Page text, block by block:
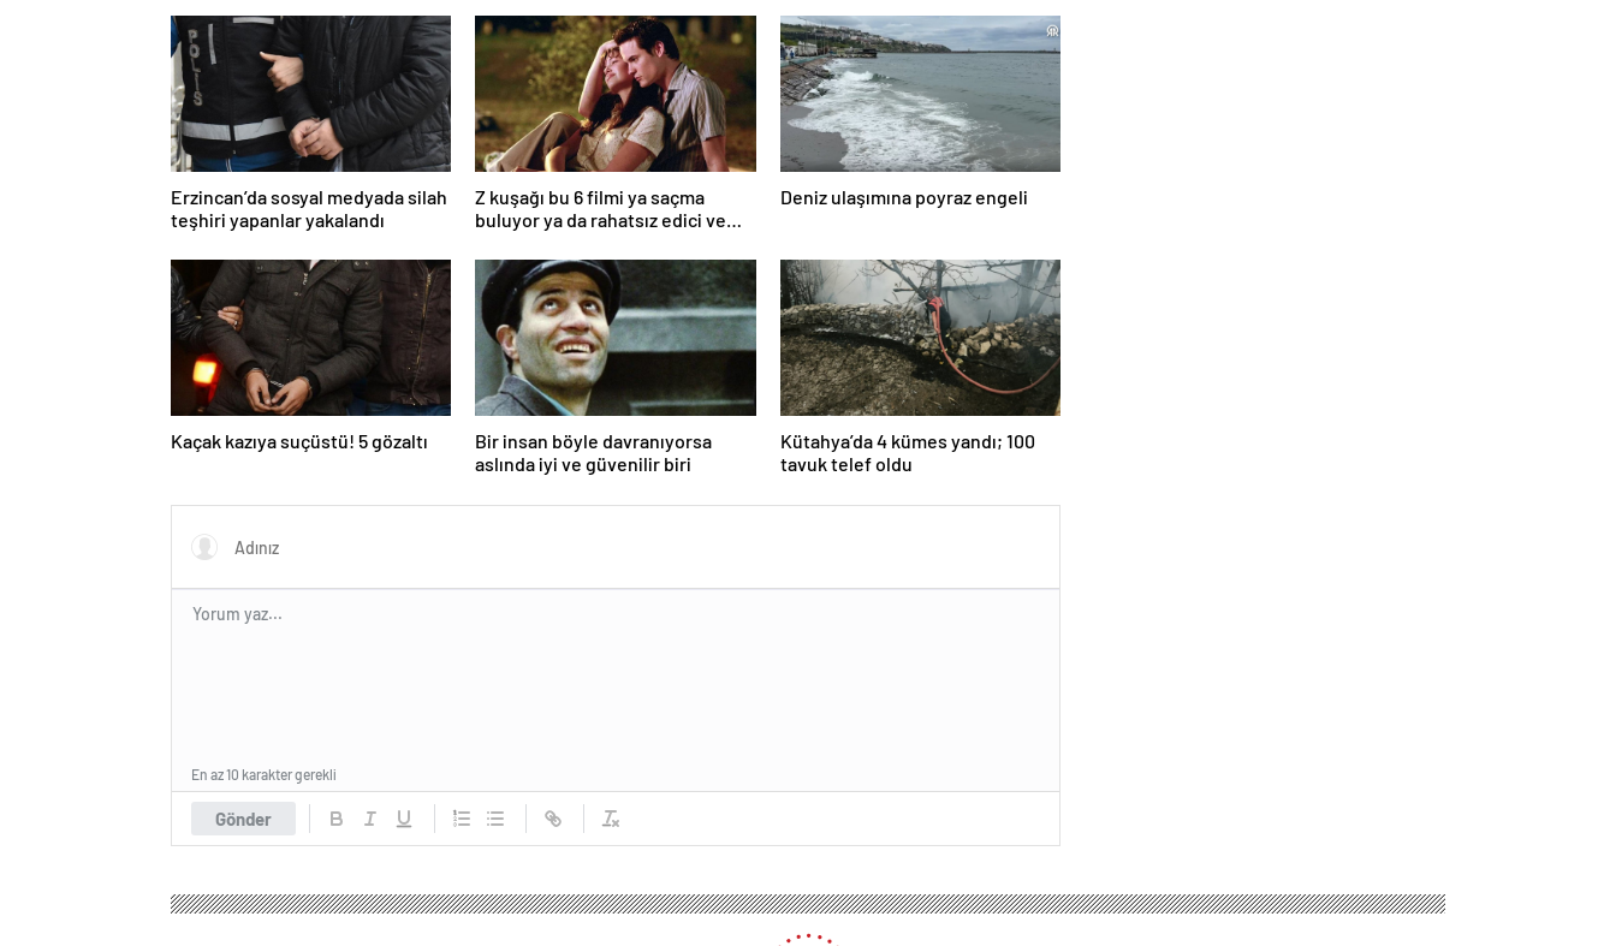
Erzincan’da sosyal medyada silah
teşhiri yapanlar yakalandı
Z kuşağı bu 6 filmi ya saçma
buluyor ya da rahatsız edici ve
Deniz ulaşımına poyraz engeli
Kaçak kazıya suçüstü! 5 gözaltı
Bir insan böyle davranıyorsa
aslında iyi ve güvenilir biri
Kütahya’da 4 kümes yandı; 100
tavuk telef oldu
Gönder
En az 10 karakter gerekli